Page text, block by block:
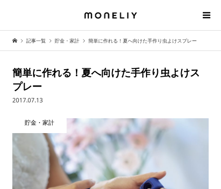
記事一覧 貯金・家計 簡単に作れる！夏へ向けた手作り虫よけスプレー
簡単に作れる！夏へ向けた手作り虫よけス
プレー
2017.07.13
貯金・家計